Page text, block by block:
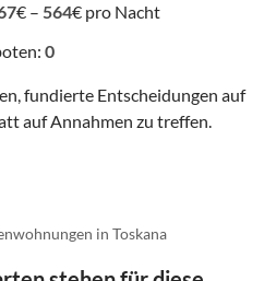
€ – 564€ pro Nacht
0
fundierte Entscheidungen auf
auf Annahmen zu treffen.
in Toskana